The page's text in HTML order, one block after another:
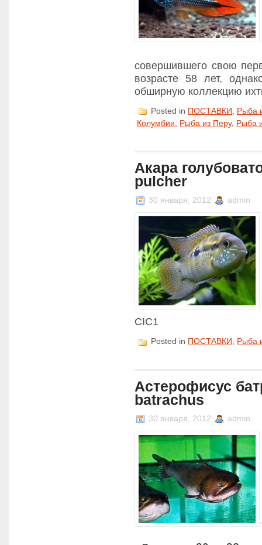
совершившего свою
возрасте 58 лет,
обширную коллекцию
Posted in ПОСТАВКИ
Рыба
Колумбии
Рыба из Перу, Рыба
Акара
pulcher
30 января, 2012 admin
CIC1
Posted in ПОСТАВКИ, Рыба
Астерофисус
batrachus
30 января, 2012 admin